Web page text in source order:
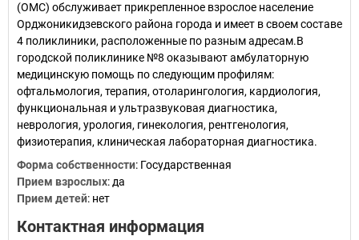
(ОМС) обслуживает прикрепленное взрослое население
Орджоникидзевского района города и имеет в своем составе
4 поликлиники, расположенные по разным адресам.В
городской поликлинике №8 оказывают амбулаторную
медицинскую помощь по следующим профилям:
офтальмология, терапия, отоларингология, кардиология,
функциональная и ультразвуковая диагностика,
неврология, урология, гинекология, рентгенология,
физиотерапия, клиническая лабораторная диагностика.
Форма собственности: Государственная
Прием взрослых: да
Прием детей: нет
Контактная информация